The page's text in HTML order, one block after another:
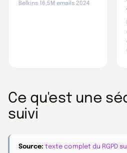
Belkins 16,5M emails 2024
Ce qu'est une
suivi
Source: texte complet du RGPD